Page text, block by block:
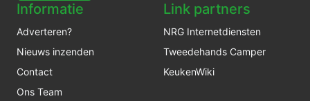
Informatie
Adverteren?
Nieuws inzenden
Contact
Ons Team
Link partners
NRG Internetdiensten
Tweedehands Camper
KeukenWiki